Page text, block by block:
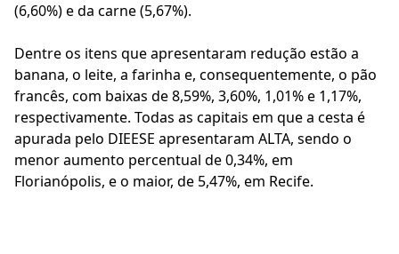
(6,60%) e da carne (5,67%).
Dentre os itens que apresentaram redução estão a
banana, o leite, a farinha e, consequentemente, o pão
francês, com baixas de 8,59%, 3,60%, 1,01% e 1,17%,
respectivamente. Todas as capitais em que a cesta é
apurada pelo DIEESE apresentaram ALTA, sendo o
menor aumento percentual de 0,34%, em
Florianópolis, e o maior, de 5,47%, em Recife.